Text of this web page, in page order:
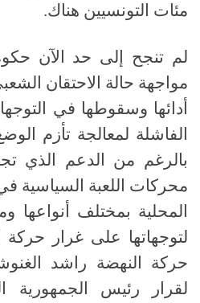
مئات
لم تنجح إلى حد الآن
مواجهة حالة الاحتقان
أدائها وسقوطها في
الفاشلة لمعالجة تأزم
بالرغم من الدعم الذي
محركات اللعبة السياسية
المحلية بمختلف أنواعها
لتوجهاتها على غرار
حركة النهضة راشد
لقرار رئيس الجمهورية